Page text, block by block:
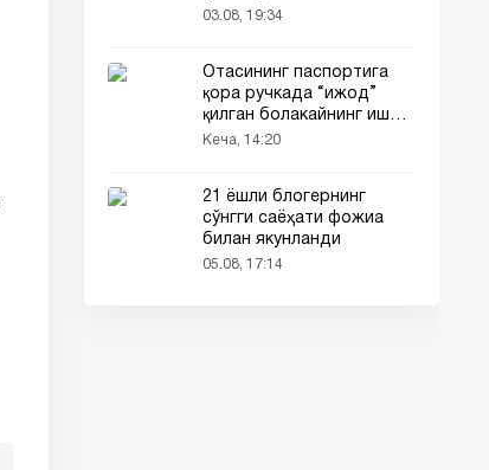
03.08, 19:34
Отасининг паспортига
қора ручкада “ижод”
қилган болакайнинг иши
барчанинг диққатини
Кеча, 14:20
21 ёшли блогернинг
сўнгги саёҳати фожиа
билан якунланди
05.08, 17:14